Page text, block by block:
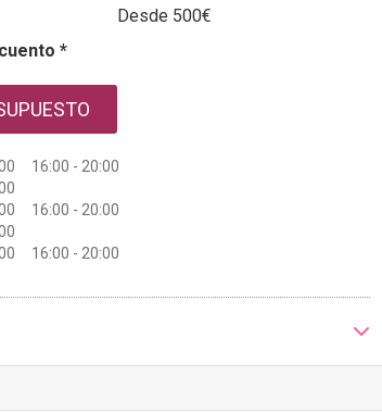
Desde 500€
*
16:00 - 20:00
16:00 - 20:00
16:00 - 20:00